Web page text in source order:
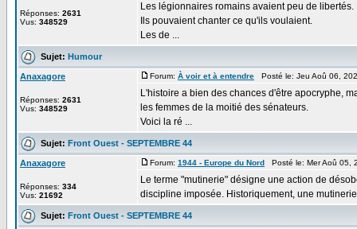
Réponses: 2631
Vus: 348529
Les légionnaires romains avaient peu de
Ils pouvaient chanter ce qu'ils voulaient.
Les de ...
Sujet: Humour
Anaxagore
Réponses: 2631
Vus: 348529
Forum: À voir et à entendre Posté le: Jeu Aoû 06,
L'histoire a bien des chances d'être apocryphe,
les femmes de la moitié des sénateurs.
Voici la ré ...
Sujet: Front Ouest - SEPTEMBRE 44
Anaxagore
Réponses: 334
Vus: 21692
Forum: 1944 - Europe du Nord Posté le: Mer Aoû
Le terme "mutinerie" désigne une action de
discipline imposée. Historiquement, une
Sujet: Front Ouest - SEPTEMBRE 44